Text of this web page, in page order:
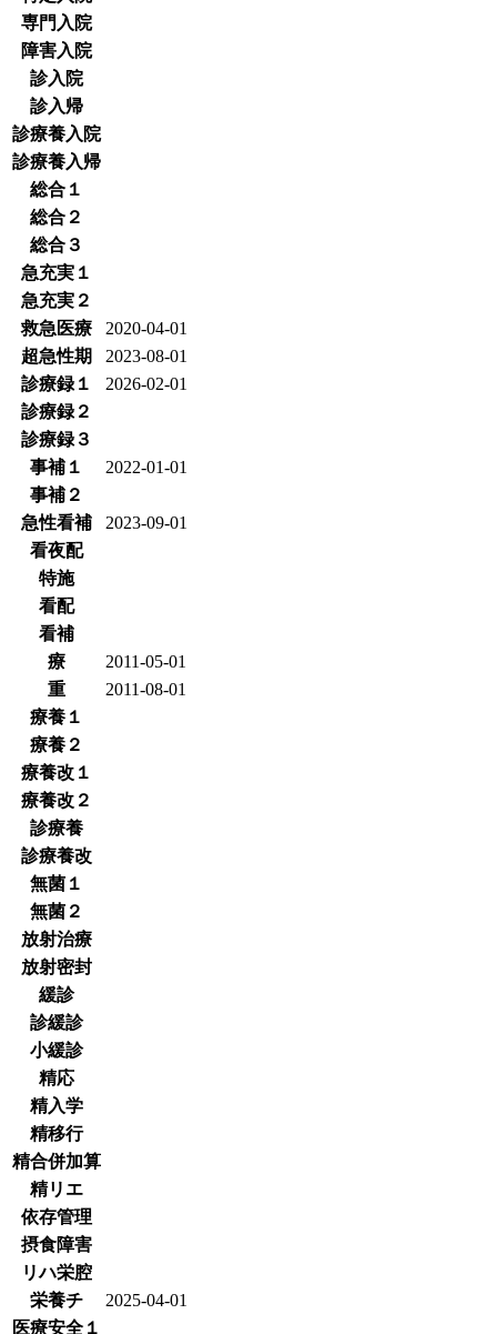
専門入院
障害入院
診入院
診入帰
診療養入院
診療養入帰
総合１
総合２
総合３
急充実１
急充実２
救急医療
2020-04-01
超急性期
2023-08-01
診療録１
2026-02-01
診療録２
診療録３
事補１
2022-01-01
事補２
急性看補
2023-09-01
看夜配
特施
看配
看補
療
2011-05-01
重
2011-08-01
療養１
療養２
療養改１
療養改２
診療養
診療養改
無菌１
無菌２
放射治療
放射密封
緩診
診緩診
小緩診
精応
精入学
精移行
精合併加算
精リエ
依存管理
摂食障害
リハ栄腔
栄養チ
2025-04-01
医療安全１